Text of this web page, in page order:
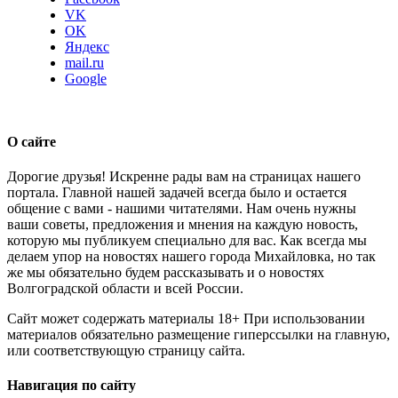
VK
OK
Яндекс
mail.ru
Google
О сайте
Дорогие друзья! Искренне рады вам на страницах нашего
портала. Главной нашей задачей всегда было и остается
общение с вами - нашими читателями. Нам очень нужны
ваши советы, предложения и мнения на каждую новость,
которую мы публикуем специально для вас. Как всегда мы
делаем упор на новостях нашего города Михайловка, но так
же мы обязательно будем рассказывать и о новостях
Волгоградской области и всей России.
Сайт может содержать материалы 18+ При использовании
материалов обязательно размещение гиперссылки на главную,
или соответствующую страницу сайта.
Навигация по сайту